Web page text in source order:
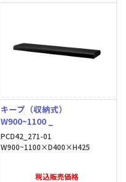
キープ（収納式）
W900~1100 _
PCD42_271-01
W900~1100×D400×H425
税込販売価格